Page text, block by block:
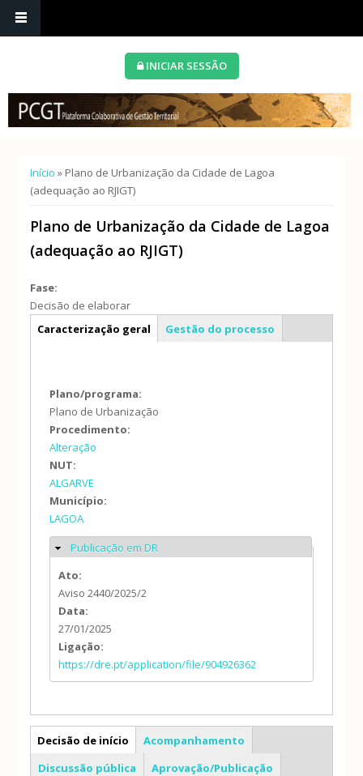
INICIAR SESSÃO
Está aqui
Início » Plano de Urbanização da Cidade de Lagoa
(adequação ao RJIGT)
Plano de Urbanização da Cidade de Lagoa
(adequação ao RJIGT)
Fase:
Decisão de elaborar
Info geral
Caracterização geral Gestão do processo
Plano/programa:
Plano de Urbanização
Procedimento:
Alteração
NUT:
ALGARVE
Município:
LAGOA
Ocultar
Publicação em DR
Ato:
Aviso 2440/2025/2
Data:
27/01/2025
Ligação:
https://dre.pt/application/file/904926362
PP
Decisão de início
Acompanhamento
Discussão pública
Aprovação/Publicação